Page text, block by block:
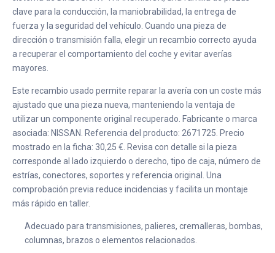
clave para la conducción, la maniobrabilidad, la entrega de
fuerza y la seguridad del vehículo. Cuando una pieza de
dirección o transmisión falla, elegir un recambio correcto ayuda
a recuperar el comportamiento del coche y evitar averías
mayores.
Este recambio usado permite reparar la avería con un coste más
ajustado que una pieza nueva, manteniendo la ventaja de
utilizar un componente original recuperado. Fabricante o marca
asociada: NISSAN. Referencia del producto: 2671725. Precio
mostrado en la ficha: 30,25 €. Revisa con detalle si la pieza
corresponde al lado izquierdo o derecho, tipo de caja, número de
estrías, conectores, soportes y referencia original. Una
comprobación previa reduce incidencias y facilita un montaje
más rápido en taller.
Adecuado para transmisiones, palieres, cremalleras, bombas,
columnas, brazos o elementos relacionados.